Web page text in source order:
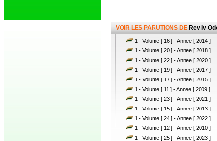
VOIR LES PARUTIONS DE Rev Iv
1 - Volume [ 16 ] - Annee [ 2014 ]
1 - Volume [ 20 ] - Annee [ 2018 ]
1 - Volume [ 22 ] - Annee [ 2020 ]
1 - Volume [ 19 ] - Annee [ 2017 ]
1 - Volume [ 17 ] - Annee [ 2015 ]
1 - Volume [ 11 ] - Annee [ 2009 ]
1 - Volume [ 23 ] - Annee [ 2021 ]
1 - Volume [ 15 ] - Annee [ 2013 ]
1 - Volume [ 24 ] - Annee [ 2022 ]
1 - Volume [ 12 ] - Annee [ 2010 ]
1 - Volume [ 25 ] - Annee [ 2023 ]